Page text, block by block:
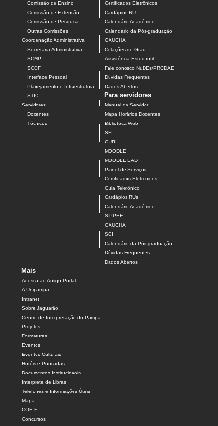
Comissão de Ensino
Comissão de Extensão
Comissão de Pesquisa
Outras Comissões
Coordenação Administrativa
Secretaria Administrativa
SCMP
SCOF
Interface Pessoal
Planejamento e Infraestrutura
STIC
Servidores
Docentes
Técnicos
Certificados Eletrônicos
Cardápios RU
Calendário Acadêmico
Calendário da Pós-graduação
GAUCHA
Colações de Grau
Assistência Estudantil
Fale conosco NuDEs/PRODAE
Dúvidas Frequentes
Dados Abertos
Para servidores
Manual do Servidor
Mapa Horários Docentes
Biblioteca Web
SEI
GURI
MOODLE
MOODLE EAD
Painel de Serviços
Certificados Eletrônicos
Guia Telefônico
Cardápios RUs
Calendário Acadêmico
SIPPEE
GAUCHA
SGI
Calendário da Pós-graduação
Dúvidas Frequentes
Dados Abertos
Mais
Acesso ao Antigo Portal
A Unipampa
Intranet
Sobre Jaguarão
Centro de Interpretação do Pampa
Projetos
Formaturas
Eventos
Eventos Culturais
Hotéis e Pousadas
Documentos Institucionais
Interprete de Libras
Telefones e Informações Úteis
Mapa
COE-E
Concursos